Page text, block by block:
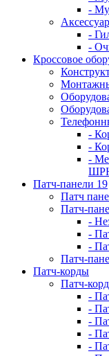
-
-
-
Кроссовое
-
-
-
Патч-панели 19
Патч
Патч-
-
-
-
Патч-
Патч-корды
Патч-
-
-
-
-
-